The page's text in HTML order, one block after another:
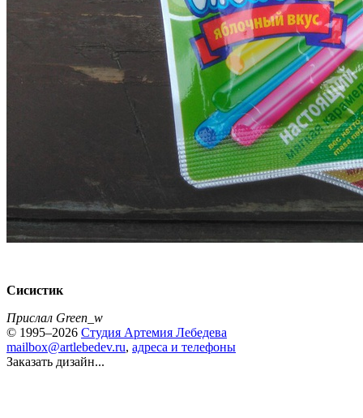
Сисистик
Прислал Green_w
© 1995–2026 Студия Артемия Лебедева
mailbox@artlebedev.ru, адреса и телефоны
Заказать дизайн...